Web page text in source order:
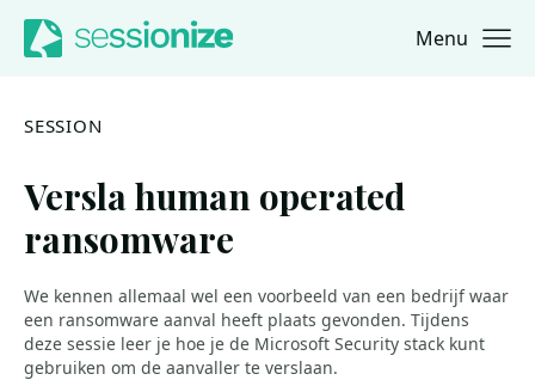
Jump to navigation
Jump to content Menu
SESSION
Versla human operated
ransomware
We kennen allemaal wel een voorbeeld van een bedrijf waar
een ransomware aanval heeft plaats gevonden. Tijdens
deze sessie leer je hoe je de Microsoft Security stack kunt
gebruiken om de aanvaller te verslaan.